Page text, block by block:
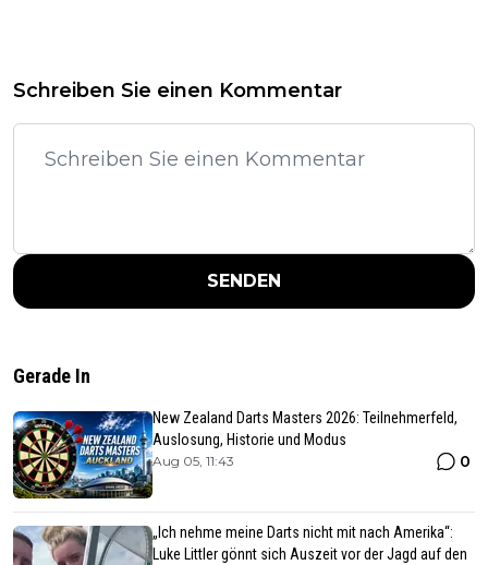
Schreiben Sie einen Kommentar
SENDEN
Gerade In
New Zealand Darts Masters 2026: Teilnehmerfeld,
Auslosung, Historie und Modus
Aug 05, 11:43 0
„Ich nehme meine Darts nicht mit nach Amerika“:
Luke Littler gönnt sich Auszeit vor der Jagd auf den